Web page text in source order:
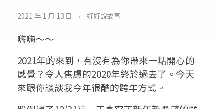
吹
冷
的
跨
2021 年 1 月 13 日 好好說故事
嗨嗨〜〜
2021年的來到，有沒有為你帶來一點開心的
感覺？令人焦慮的2020年終於過去了。今天
來跟你談談我今年很酷的跨年方式。